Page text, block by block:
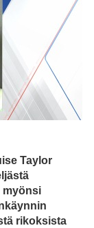
Taylor
myönsi
rikoksista